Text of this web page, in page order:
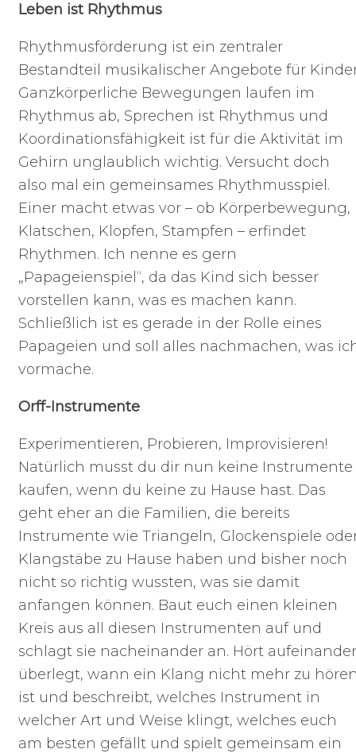
Leben ist Rhythmus
Rhythmusförderung ist ein zentraler
Bestandteil musikalischer Angebote für
Ganzkörperliche Bewegungen laufen im
Rhythmus ab, Sprechen ist Rhythmus und
Koordinationsfähigkeit ist für die Aktivität im
Gehirn unglaublich wichtig. Versucht doch
also mal ein gemeinsames Rhythmusspiel.
Einer macht etwas vor – ob Körperbewegung,
Klatschen, Klopfen, Stampfen – erfindet
Rhythmen. Ich nenne es gern
„Papageienspiel“, da das Kind sich besser
vorstellen kann, was es machen kann.
Schließlich ist es gerade in der Rolle eines
Papageien und soll alles nachmachen, was
vormache.
Orff-Instrumente
Experimentieren, Probieren, Improvisieren!
Natürlich musst du dir nun keine Instrumente
kaufen, wenn du keine zu Hause hast. Das
geht eher an die Familien, die bereits
Instrumente wie Triangeln, Glockenspiele
Klangstäbe zu Hause haben und bisher noch
nicht so richtig wussten, was sie damit
anfangen können. Baut euch einen kleinen
Kreis aus all diesen Instrumenten auf und
schlagt sie nacheinander an. Hört
überlegt, wann ein Klang nicht mehr zu
ist und beschreibt, welches Instrument in
welcher Art und Weise klingt, welches euch
am besten gefällt und spielt gemeinsam ein